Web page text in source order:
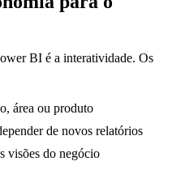
BI é a interatividade. Os
área ou produto
de novos relatórios
visões do negócio